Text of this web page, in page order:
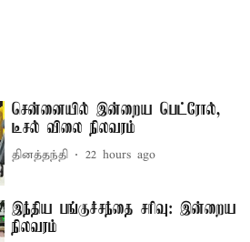
சென்னையில் இன்றைய பெட்ரோல்,
டீசல் விலை நிலவரம்
தினத்தந்தி 22 hours ago
இந்திய பங்குச்சந்தை சரிவு: இன்றைய
நிலவரம்